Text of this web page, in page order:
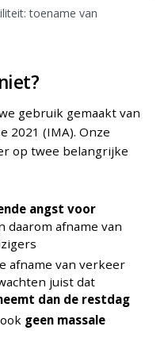
toename van
gebruik gemaakt van
2021 (IMA). Onze
op twee belangrijke
angst voor
daarom afname van
afname van verkeer
juist dat
dan de restdag
geen massale